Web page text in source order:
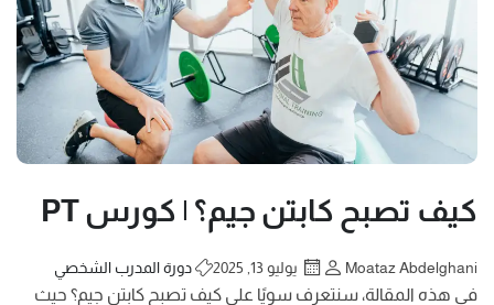
كيف تصبح كابتن جيم؟ | كورس PT
Moataz Abdelghani يوليو 13, 2025 دورة المدرب الشخصي
في هذه المقالة، سنتعرف سويًا على كيف تصبح كابتن جيم؟ حيث